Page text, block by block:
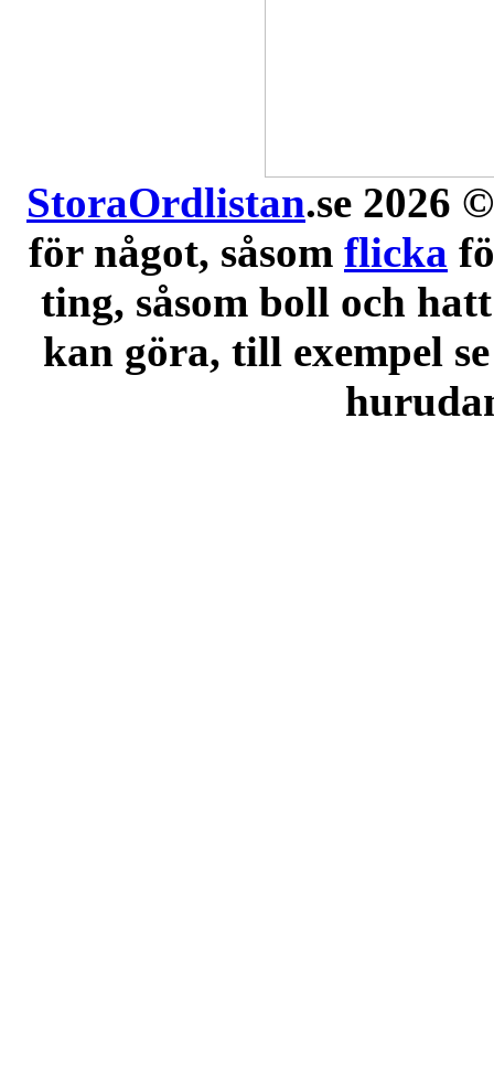
StoraOrdlistan.se 2026
för något, såsom flicka
ting, såsom boll och
kan göra, till exempel